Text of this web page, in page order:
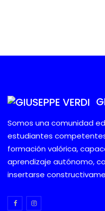
Somos una comunidad
estudiantes
formación valórica,
aprendizaje autónomo,
insertarse